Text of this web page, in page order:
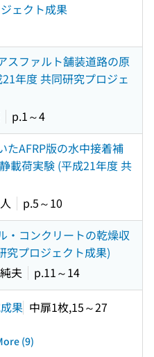
ェクト成果
スファルト舗装道路の原
年度 共同研究プロジェ
p.1～4
たAFRP版の水中接着補
載荷実験 (平成21年度 共
p.5～10
・コンクリートの乾燥収
究プロジェクト成果)
夫
p.11～14
果 中扉1枚,15～27
(9)